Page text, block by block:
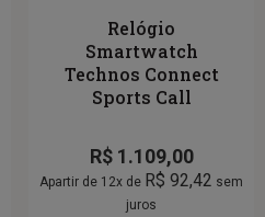
Relógio
Smartwatch
Technos Connect
Sports Call
R$1.109,00
Apartir de 12x de R$ 92,42 sem
juros